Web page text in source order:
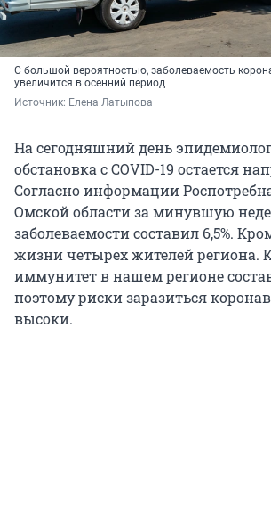
С большой вероятностью, заболеваемость
увеличится в осенний период
Источник: Елена Латыпова
На сегодняшний день
обстановка с COVID-19 остается
Согласно информации
Омской области за минувшую
заболеваемости составил 6,5%.
жизни четырех жителей региона.
иммунитет в нашем регионе
поэтому риски заразиться
высоки.